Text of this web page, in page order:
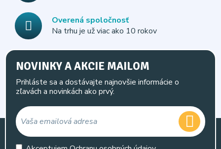
Overená spoločnosť
Na trhu je už viac ako 10 rokov
NOVINKY A AKCIE MAILOM
Prihláste sa a dostávajte najnovšie informácie o
zľavách a novinkách ako prvý.